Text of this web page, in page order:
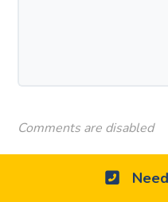
Comments are disabled